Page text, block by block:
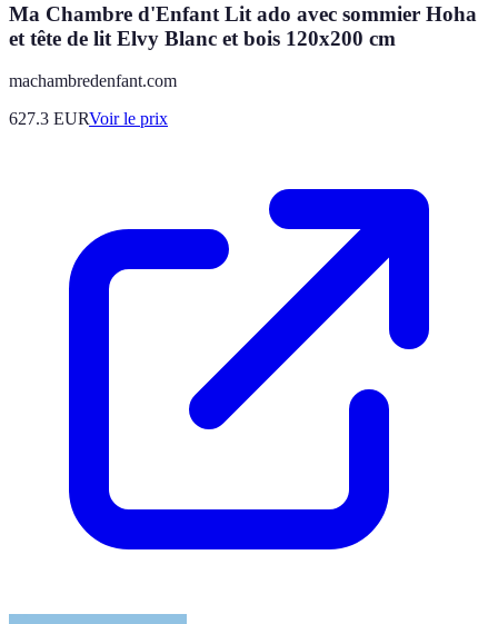
Ma Chambre d'Enfant Lit ado avec sommier Hoha
et tête de lit Elvy Blanc et bois 120x200 cm
machambredenfant.com
627.3 EURVoir le prix